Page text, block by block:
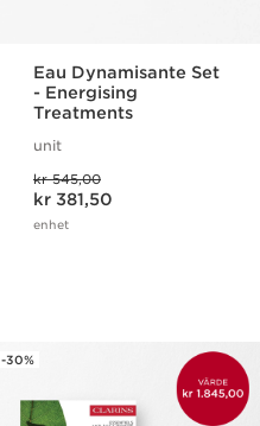
Eau Dynamisante Set
- Energising
Treatments
unit
Tidligere pris kr 545,00
kr 545,00
Nåværende pris kr 381,50
kr 381,50
enhet
-30%